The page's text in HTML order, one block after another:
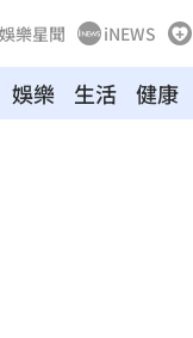
娛樂星聞 iNEWS
娛樂 生活 健康